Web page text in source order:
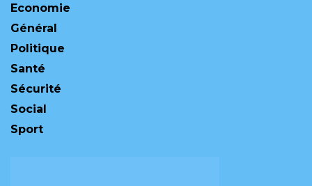
Economie
Général
Politique
Santé
Sécurité
Social
Sport